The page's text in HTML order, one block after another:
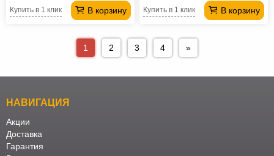
В корзину
Купить в 1 клик В корзину
Купить в 1 клик
1 2 3 4 »
НАВИГАЦИЯ
Акции
Доставка
Гарантия